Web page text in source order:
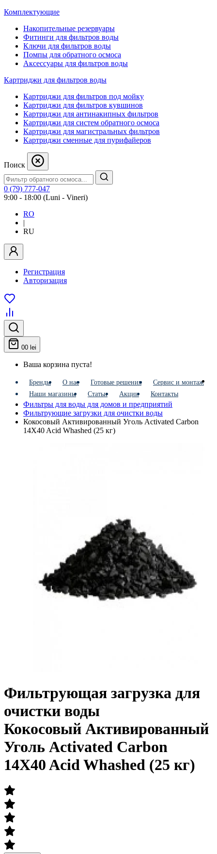
Комплектующие
Накопительные резервуары
Фитинги для фильтров воды
Ключи для фильтров воды
Помпы для обратного осмоса
Аксессуары для фильтров воды
Картриджи для фильтров воды
Картриджи для фильтров под мойку
Картриджи для фильтров кувшинов
Картриджи для антинакипных фильтров
Картриджи для систем обратного осмоса
Картриджи для магистральных фильтров
Картриджи сменные для пурифайеров
Поиск
0 (79) 777-047
9:00 - 18:00 (Luni - Vineri)
RO
|
RU
Регистрация
Авторизация
00 lei
Ваша корзина пуста!
Бренды О нас Готовые решения
Сервис и монтаж
Наши магазины
Статьи Акции Контакты
Фильтры для воды для домов и предприятий
Фильтрующие загрузки для очистки воды
Кокосовый Активированный Уголь Activated Carbon
14X40 Acid Whashed (25 кг)
Фильтрующая загрузка для
очистки воды
Кокосовый Активированный
Уголь Activated Carbon
14X40 Acid Whashed (25 кг)